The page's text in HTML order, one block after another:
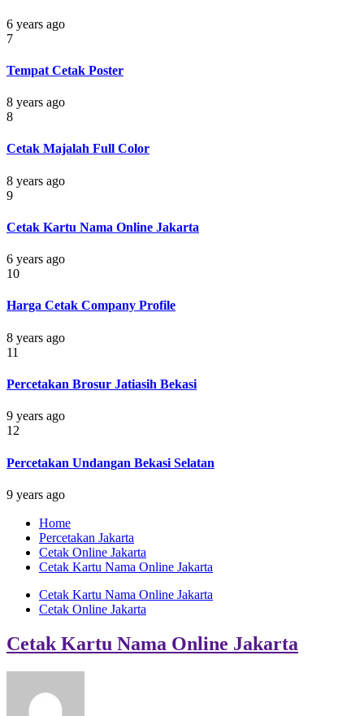
6 years ago
7
Tempat Cetak Poster
8 years ago
8
Cetak Majalah Full Color
8 years ago
9
Cetak Kartu Nama Online Jakarta
6 years ago
10
Harga Cetak Company Profile
8 years ago
11
Percetakan Brosur Jatiasih Bekasi
9 years ago
12
Percetakan Undangan Bekasi Selatan
9 years ago
Home
Percetakan Jakarta
Cetak Online Jakarta
Cetak Kartu Nama Online Jakarta
Cetak Kartu Nama Online Jakarta
Cetak Online Jakarta
Cetak Kartu Nama Online Jakarta